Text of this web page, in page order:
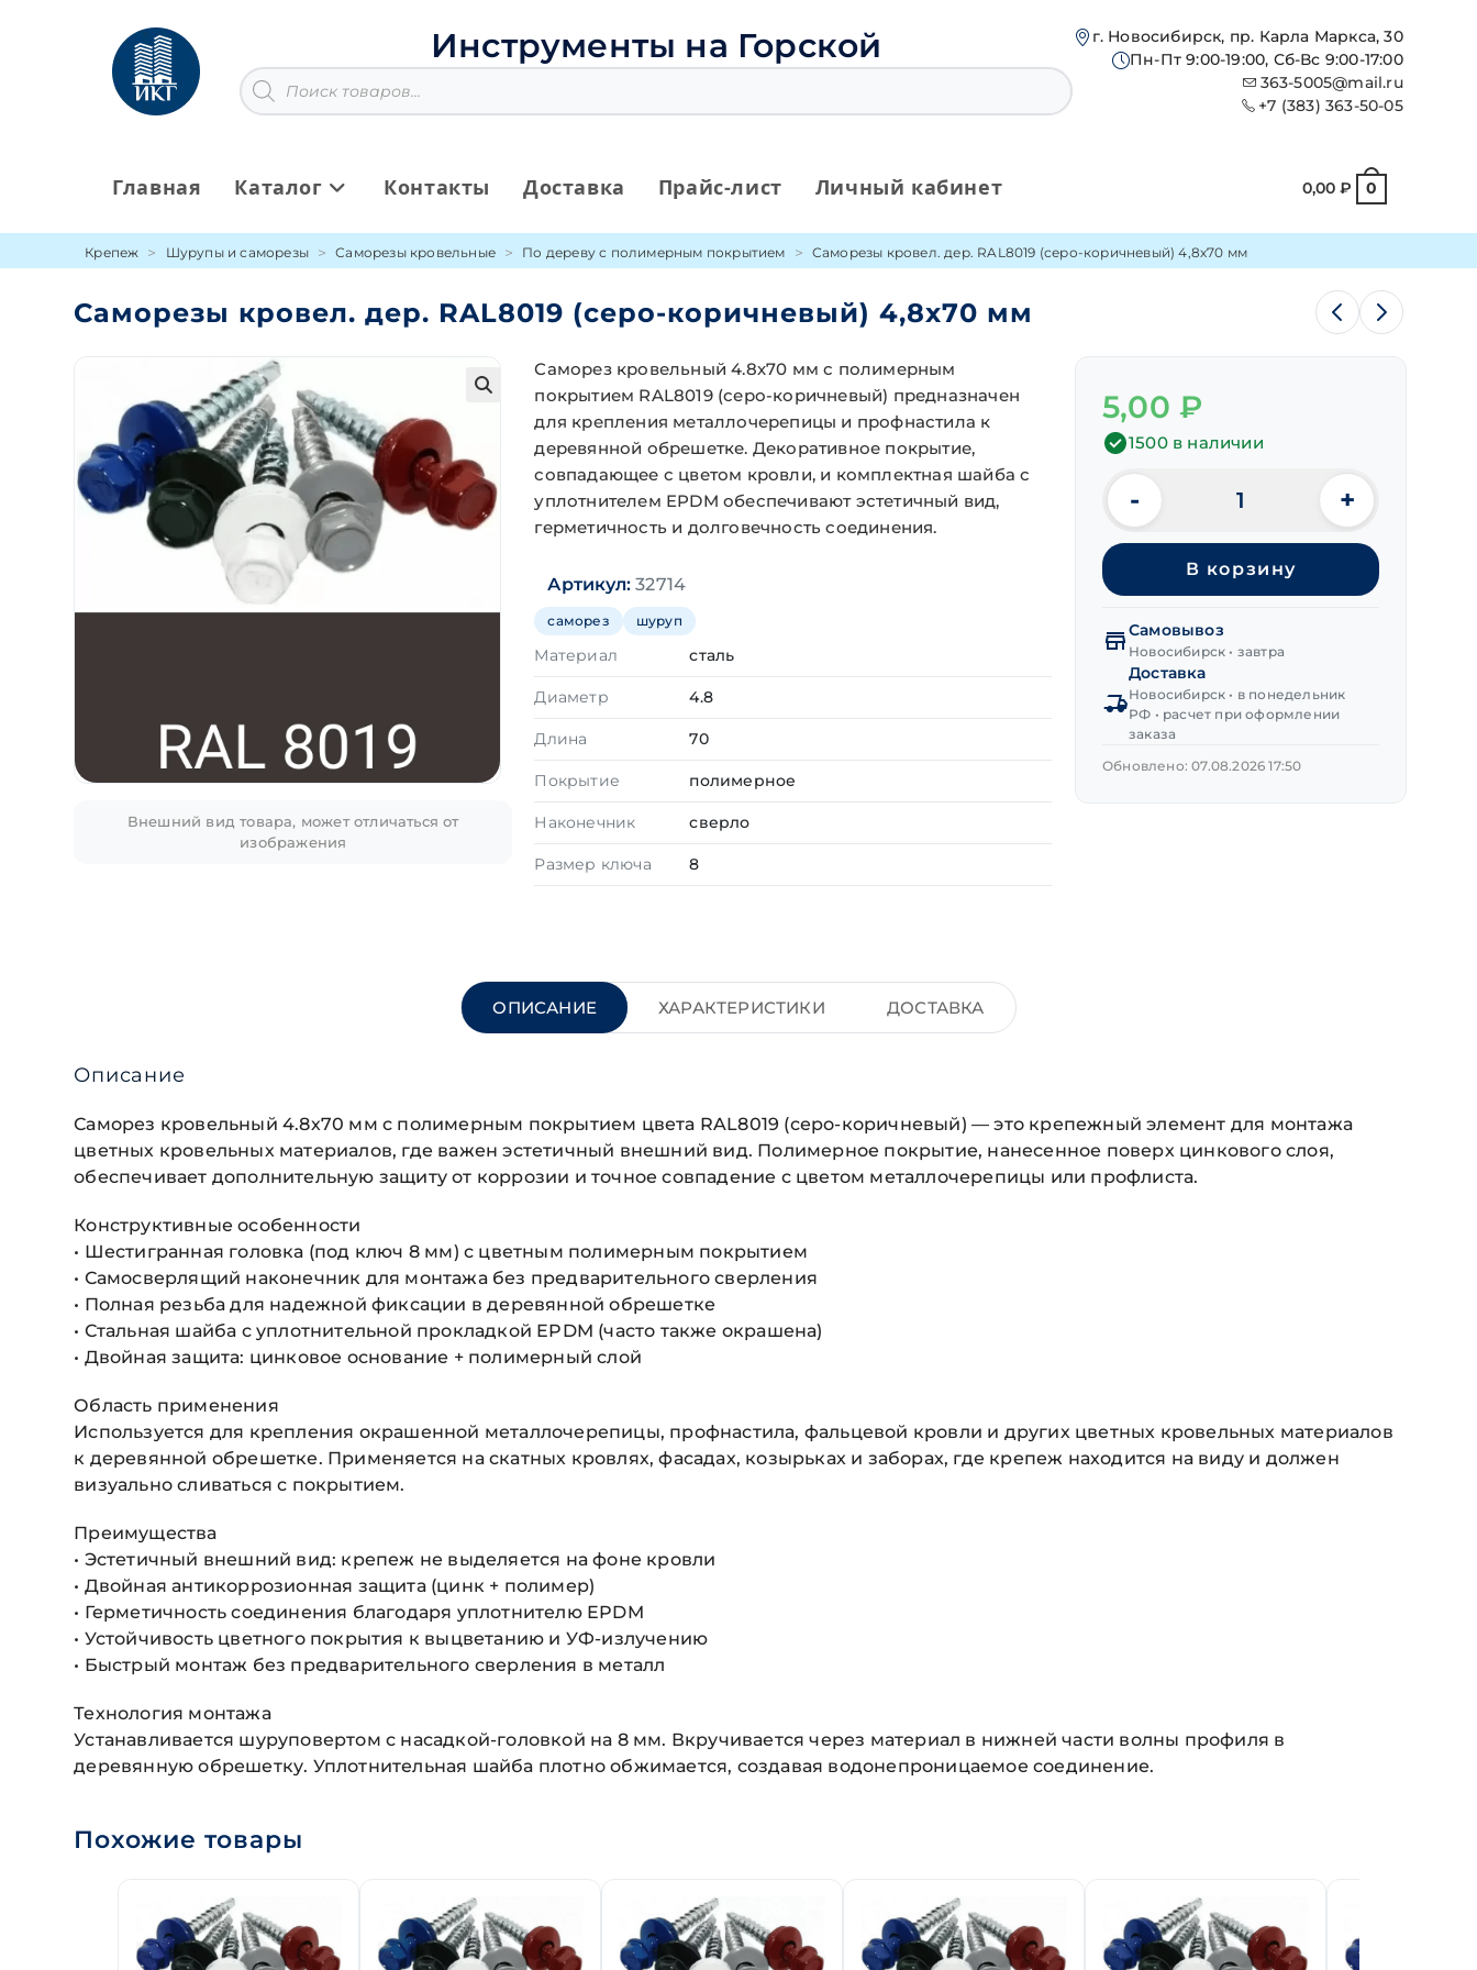
содержимому
Инструменты на Горской
Поиск
товаров
г. Новосибирск, пр. Карла Маркса, 30
Пн-Пт 9:00-19:00, Сб-Вс 9:00-17:00
363-5005@mail.ru
+7 (383) 363-50-05
Главная Каталог Контакты Доставка Прайс-лист Личный кабинет 0,00 ₽ 0
Крепеж Шурупы и саморезы Саморезы кровельные По дереву с полимерным покрытием Саморезы кровел. дер. RAL8019 (серо-коричневый) 4,8х70 мм
Саморезы кровел. дер. RAL8019 (серо-коричневый) 4,8х70 мм
Внешний вид товара, может отличаться от
изображения
Саморез кровельный 4.8х70 мм с полимерным
покрытием RAL8019 (серо-коричневый) предназначен
для крепления металлочерепицы и профнастила к
деревянной обрешетке. Декоративное покрытие,
совпадающее с цветом кровли, и комплектная шайба с
уплотнителем EPDM обеспечивают эстетичный вид,
герметичность и долговечность соединения.
Артикул:32714
саморез шуруп
Материал сталь
Диаметр 4.8
Длина 70
Покрытие полимерное
Наконечник сверло
Размер ключа 8
5,00₽
1500 в наличии
Количество
товара
Саморезы
дер.
RAL8019
(серо-
коричневый)
4,8х70 мм
- +
В корзину
Самовывоз
Новосибирск • завтра
Доставка
Новосибирск • в понедельник
РФ • расчет при оформлении
заказа
Обновлено: 07.08.2026 17:50
ОПИСАНИЕ ХАРАКТЕРИСТИКИ ДОСТАВКА
Описание
Саморез кровельный 4.8х70 мм с полимерным покрытием цвета RAL8019 (серо-коричневый) — это крепежный элемент для монтажа
цветных кровельных материалов, где важен эстетичный внешний вид. Полимерное покрытие, нанесенное поверх цинкового слоя,
обеспечивает дополнительную защиту от коррозии и точное совпадение с цветом металлочерепицы или профлиста.
Конструктивные особенности
• Шестигранная головка (под ключ 8 мм) с цветным полимерным покрытием
• Самосверлящий наконечник для монтажа без предварительного сверления
• Полная резьба для надежной фиксации в деревянной обрешетке
• Стальная шайба с уплотнительной прокладкой EPDM (часто также окрашена)
• Двойная защита: цинковое основание + полимерный слой
Область применения
Используется для крепления окрашенной металлочерепицы, профнастила, фальцевой кровли и других цветных кровельных материалов
к деревянной обрешетке. Применяется на скатных кровлях, фасадах, козырьках и заборах, где крепеж находится на виду и должен
визуально сливаться с покрытием.
Преимущества
• Эстетичный внешний вид: крепеж не выделяется на фоне кровли
• Двойная антикоррозионная защита (цинк + полимер)
• Герметичность соединения благодаря уплотнителю EPDM
• Устойчивость цветного покрытия к выцветанию и УФ-излучению
• Быстрый монтаж без предварительного сверления в металл
Технология монтажа
Устанавливается шуруповертом с насадкой-головкой на 8 мм. Вкручивается через материал в нижней части волны профиля в
деревянную обрешетку. Уплотнительная шайба плотно обжимается, создавая водонепроницаемое соединение.
Похожие товары